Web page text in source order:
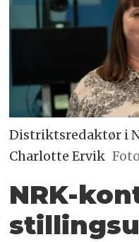
Distriktsredaktør i
Charlotte Ervik
NRK-